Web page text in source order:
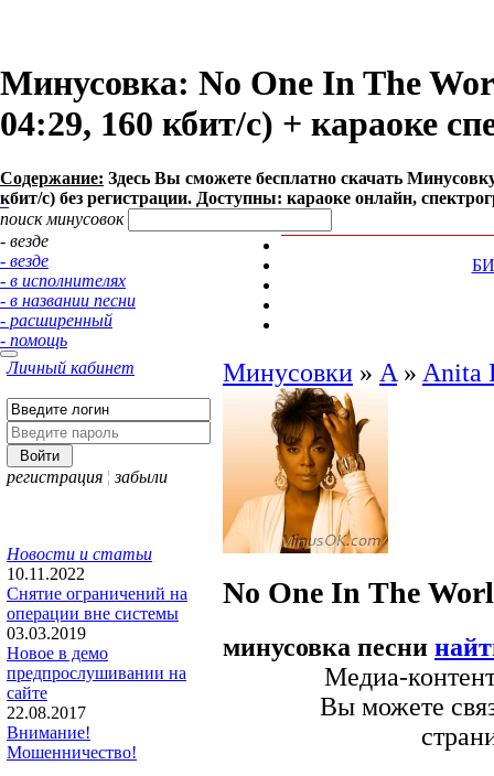
Минусовка: No One In The
04:29, 160 кбит/с) + караоке
Содержание: Здесь Вы сможете бесплатно cкачать
кбит/с) без регистрации. Доступны: караоке онлайн,
поиск минусовок
- везде
- везде
- в исполнителях
- в названии песни
- расширенный
- помощь
Личный кабинет
регистрация ¦ забыли
Новости и статьи
10.11.2022
Снятие ограничений на
операции вне системы
03.03.2019
Новое в демо
предпрослушивании на
сайте
22.08.2017
Внимание!
Мошенничество!
Минусовки » A » Anita
No One In The
минусовка песни
Медиа-
Вы можете